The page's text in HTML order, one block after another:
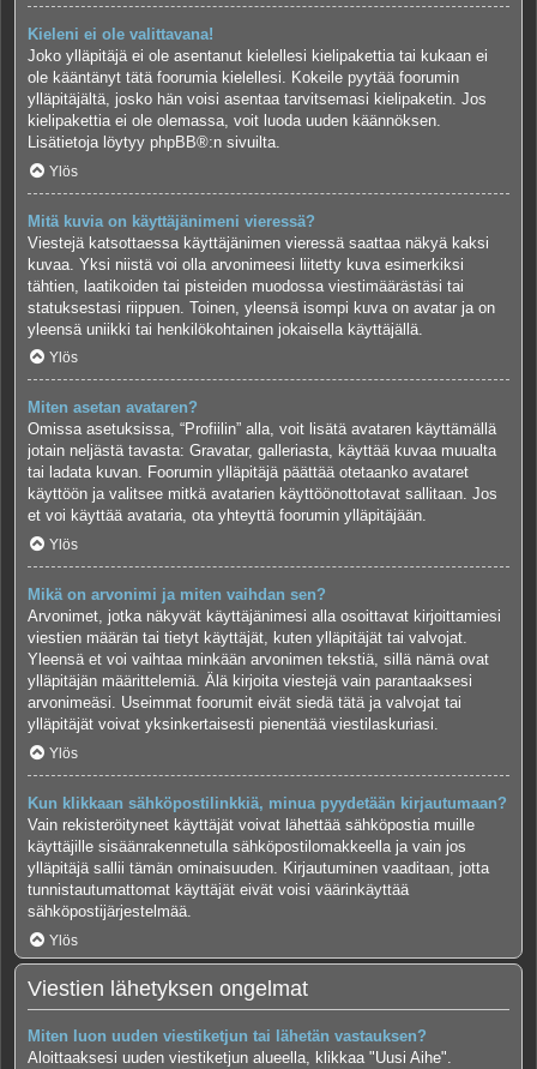
Kieleni ei ole valittavana!
Joko ylläpitäjä ei ole asentanut kielellesi kielipakettia tai kukaan ei
ole kääntänyt tätä foorumia kielellesi. Kokeile pyytää foorumin
ylläpitäjältä, josko hän voisi asentaa tarvitsemasi kielipaketin. Jos
kielipakettia ei ole olemassa, voit luoda uuden käännöksen.
Lisätietoja löytyy phpBB®:n sivuilta.
Ylös
Mitä kuvia on käyttäjänimeni vieressä?
Viestejä katsottaessa käyttäjänimen vieressä saattaa näkyä kaksi
kuvaa. Yksi niistä voi olla arvonimeesi liitetty kuva esimerkiksi
tähtien, laatikoiden tai pisteiden muodossa viestimäärästäsi tai
statuksestasi riippuen. Toinen, yleensä isompi kuva on avatar ja on
yleensä uniikki tai henkilökohtainen jokaisella käyttäjällä.
Ylös
Miten asetan avataren?
Omissa asetuksissa, “Profiilin” alla, voit lisätä avataren käyttämällä
jotain neljästä tavasta: Gravatar, galleriasta, käyttää kuvaa muualta
tai ladata kuvan. Foorumin ylläpitäjä päättää otetaanko avataret
käyttöön ja valitsee mitkä avatarien käyttöönottotavat sallitaan. Jos
et voi käyttää avataria, ota yhteyttä foorumin ylläpitäjään.
Ylös
Mikä on arvonimi ja miten vaihdan sen?
Arvonimet, jotka näkyvät käyttäjänimesi alla osoittavat kirjoittamiesi
viestien määrän tai tietyt käyttäjät, kuten ylläpitäjät tai valvojat.
Yleensä et voi vaihtaa minkään arvonimen tekstiä, sillä nämä ovat
ylläpitäjän määrittelemiä. Älä kirjoita viestejä vain parantaaksesi
arvonimeäsi. Useimmat foorumit eivät siedä tätä ja valvojat tai
ylläpitäjät voivat yksinkertaisesti pienentää viestilaskuriasi.
Ylös
Kun klikkaan sähköpostilinkkiä, minua pyydetään kirjautumaan?
Vain rekisteröityneet käyttäjät voivat lähettää sähköpostia muille
käyttäjille sisäänrakennetulla sähköpostilomakkeella ja vain jos
ylläpitäjä sallii tämän ominaisuuden. Kirjautuminen vaaditaan, jotta
tunnistautumattomat käyttäjät eivät voisi väärinkäyttää
sähköpostijärjestelmää.
Ylös
Viestien lähetyksen ongelmat
Miten luon uuden viestiketjun tai lähetän vastauksen?
Aloittaaksesi uuden viestiketjun alueella, klikkaa "Uusi Aihe".